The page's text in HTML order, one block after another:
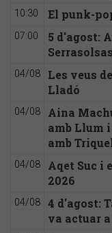
10:30 El punk-
07:00
5 d'agost:
04/08
Les veus
Lladó
04/08
Aina
amb Llum
amb
04/08
Aqet Suc i
2026
04/08
4 d'agost:
va actuar